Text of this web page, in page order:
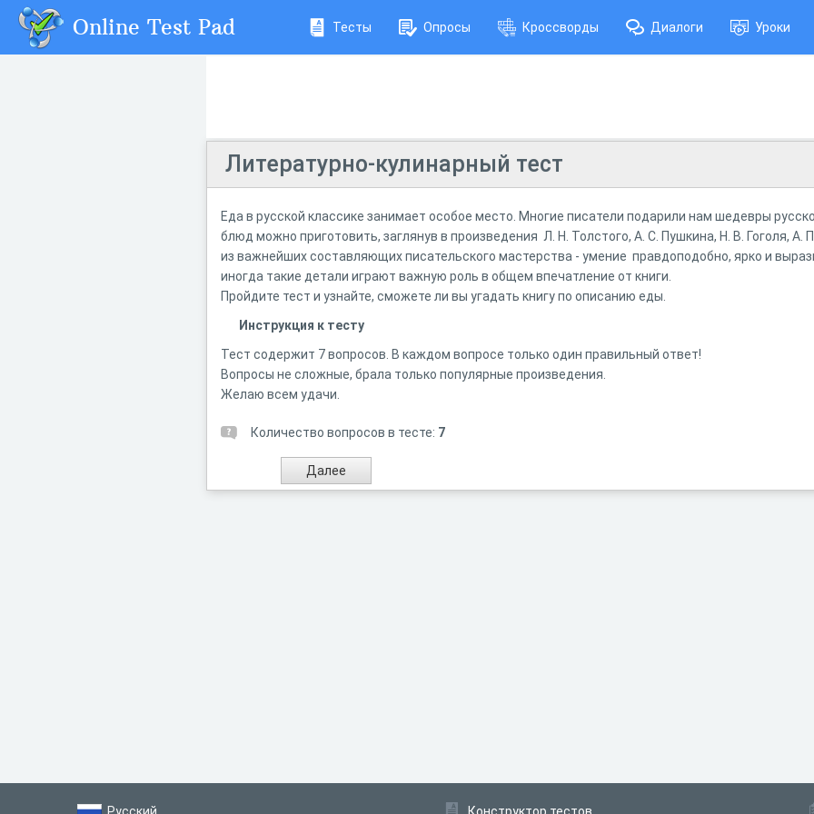
Online Test Pad Тесты Опросы Кроссворды Диалоги Уроки
Литературно-кулинарный тест
Еда в русской классике занимает особое место. Многие писатели подарили нам шедевры
блюд можно приготовить, заглянув в произведения Л. Н. Толстого, А. С. Пушкина, Н. В. Гоголя, А.
из важнейших составляющих писательского мастерства - умение правдоподобно, ярко и
иногда такие детали играют важную роль в общем впечатление от книги.
Пройдите тест и узнайте, сможете ли вы угадать книгу по описанию еды.
Инструкция к тесту
Тест содержит 7 вопросов. В каждом вопросе только один правильный ответ!
Вопросы не сложные, брала только популярные произведения.
Желаю всем удачи.
Количество вопросов в тесте: 7